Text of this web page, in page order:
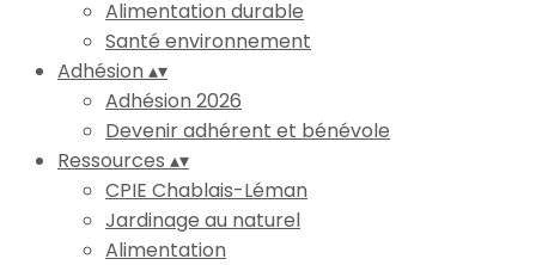
Alimentation durable
Santé environnement
Adhésion▴▾
Adhésion 2026
Devenir adhérent et bénévole
Ressources ▴▾
CPIE Chablais-Léman
Jardinage au naturel
Alimentation